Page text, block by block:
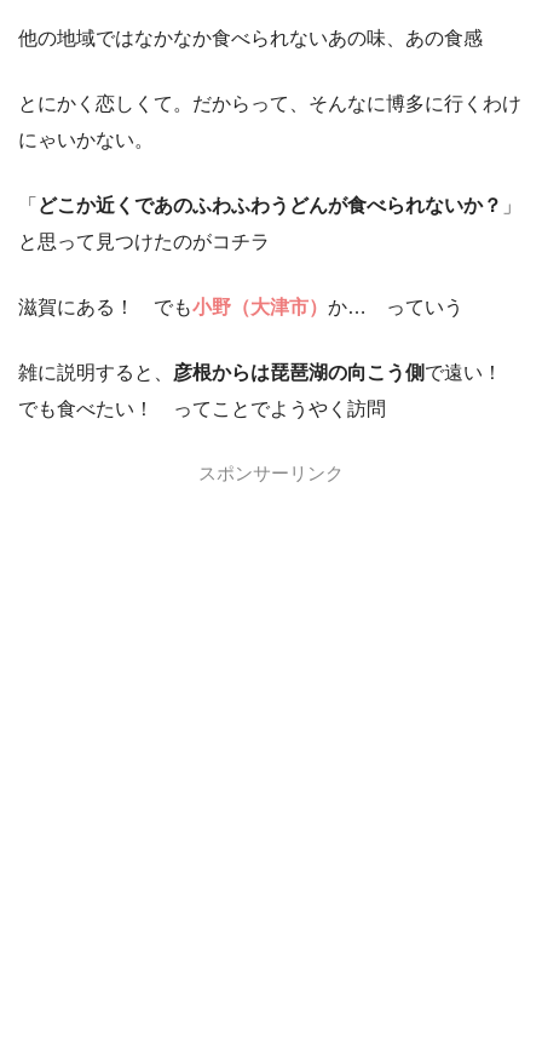
他の地域ではなかなか食べられないあの味、あの食感
とにかく恋しくて。だからって、そんなに博多に行くわけ
にゃいかない。
「 どこか近くであのふわふわうどんが食べられないか？ 」
と思って見つけたのがコチラ
滋賀にある！ でも小野（大津市） か… っていう
雑に説明すると、 彦根からは琵琶湖の向こう側 で遠い！
でも食べたい！ ってことでようやく訪問
スポンサーリンク